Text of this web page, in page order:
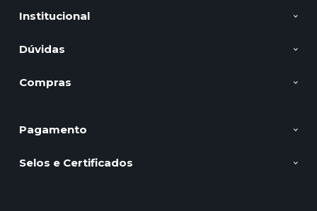
Institucional
Dúvidas
Compras
Pagamento
Selos e Certificados